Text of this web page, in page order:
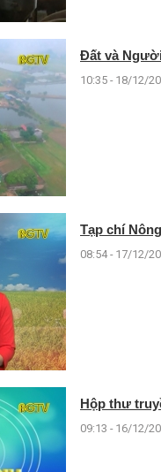
Đất và Người
10:35 - 18/12/
Tạp chí
08:54 - 17/12/
Hộp thư
09:13 - 16/12/